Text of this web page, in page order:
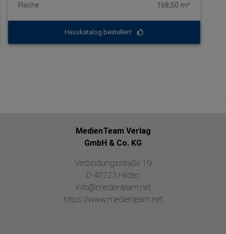
Fläche
168,50 m²
Hauskatalog bestellen!
MedienTeam Verlag
GmbH & Co. KG
Verbindungsstraße 19
D-40723 Hilden
info@medienteam.net
https://www.medienteam.net